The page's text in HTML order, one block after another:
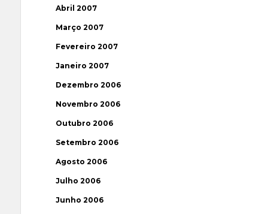
Abril 2007
Março 2007
Fevereiro 2007
Janeiro 2007
Dezembro 2006
Novembro 2006
Outubro 2006
Setembro 2006
Agosto 2006
Julho 2006
Junho 2006